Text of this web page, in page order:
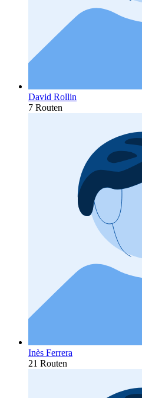
David Rollin
7 Routen
Inès Ferrera
21 Routen